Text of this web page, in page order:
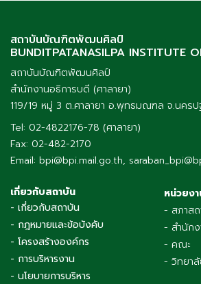
สถาบันบัณฑิตพัฒนศิลป์
BUNDITPATANASILPA INSTITUTE
สถาบันบัณฑิตพัฒนศิลป์
สำนักงานอธิการบดี (ศาลายา)
119/19 หมู่ 3 ต.ศาลายา อ.พุทธมณฑล จ.นครป
Tel: 02-4822176-78 (ศาลายา)
Fax: 02-482-2170
Email: bpi@bpi.mail.go.th,
เกี่ยวกับสถาบัน
- เกี่ยวกับสถาบัน
- กฎหมายและข้อบังคับ
- โครงสร้างองค์กร
- การบริหารงาน
- นโยบายการบริหาร
หน่วยง
- สภาส
- สำนัก
- คณะ
- วิทยา